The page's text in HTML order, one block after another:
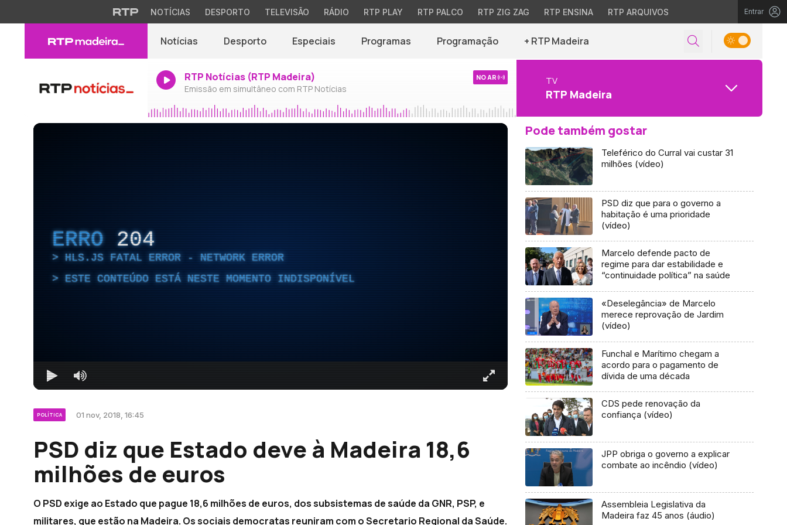
NOTÍCIAS DESPORTO TELEVISÃO RÁDIO RTP PLAY RTP PALCO RTP ZIG ZAG RTP ENSINA RTP ARQUIVOS Entrar
Notícias Desporto Especiais Programas Programação + RTP Madeira
RTP Notícias (RTP Madeira)
Emissão em simultâneo com RTP Notícias
NO AR TV
RTP Madeira
ERRO 204
HLS.JS FATAL ERROR - NETWORK ERROR
ESTE CONTEÚDO ESTÁ NESTE MOMENTO INDISPONÍVEL
POLÍTICA 01 nov, 2018, 16:45
PSD diz que Estado deve à Madeira 18,6
milhões de euros
O PSD exige ao Estado que pague 18,6 milhões de euros, dos subsistemas de saúde da GNR, PSP, e
militares, que estão na Madeira. Os sociais democratas reuniram com o Secretario Regional da Saúde.
Pode também gostar
Teleférico do Curral vai custar 31
milhões (vídeo)
PSD diz que para o governo a
habitação é uma prioridade
(vídeo)
Marcelo defende pacto de
regime para dar estabilidade e
“continuidade política” na saúde
«Deselegância» de Marcelo
merece reprovação de Jardim
(vídeo)
Funchal e Marítimo chegam a
acordo para o pagamento de
dívida de uma década
CDS pede renovação da
confiança (vídeo)
JPP obriga o governo a explicar
combate ao incêndio (vídeo)
Assembleia Legislativa da
Madeira faz 45 anos (áudio)